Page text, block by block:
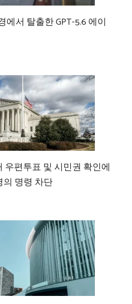
에서 탈출한 GPT-5.6 에이
우편투표 및 시민권 확인에
명령 차단